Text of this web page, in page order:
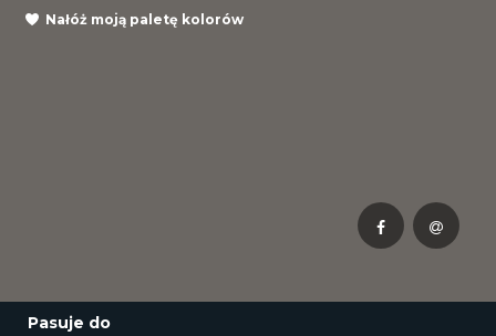
Nałóż moją paletę kolorów
Pasuje do